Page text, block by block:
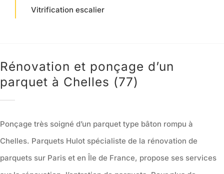
Charte Qualité
Vitrification escalier
Rénovation et ponçage d’un
parquet à Chelles (77)
Ponçage très soigné d’un parquet type bâton rompu à
Chelles. Parquets Hulot spécialiste de la rénovation de
parquets sur Paris et en Île de France, propose ses services